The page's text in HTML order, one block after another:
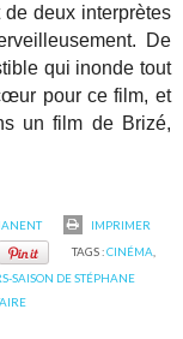
deux interprètes
De
qui inonde tout
pour ce film, et
un film de Brizé,
IMPRIMER
TAGS :CINÉMA
SAISON DE STÉPHANE